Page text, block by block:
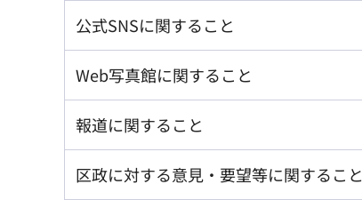
公式SNSに関すること
Web写真館に関すること
報道に関すること
区政に対する意見・要望等に関すること